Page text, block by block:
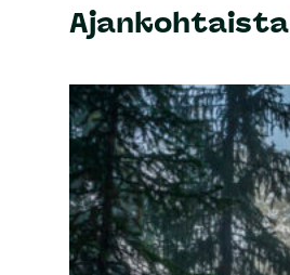
Ajankohtaista